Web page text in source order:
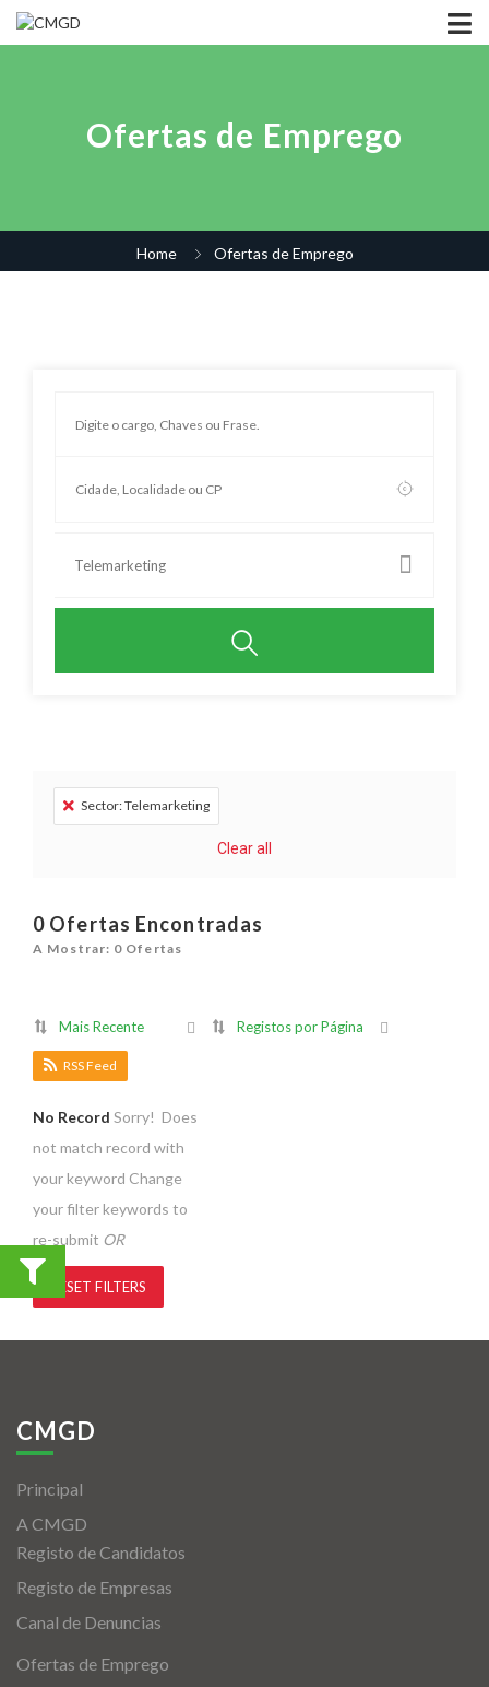
Ofertas de Emprego
Home Ofertas de Emprego
Telemarketing
Sector: Telemarketing
Clear all
0 Ofertas Encontradas
A Mostrar: 0 Ofertas
Mais Recente Registos por Página
RSS Feed
No Record Sorry! Does
not match record with
your keyword Change
your filter keywords to
re-submit OR
RESET FILTERS
CMGD
Principal
A CMGD
Registo de Candidatos
Registo de Empresas
Canal de Denuncias
Ofertas de Emprego